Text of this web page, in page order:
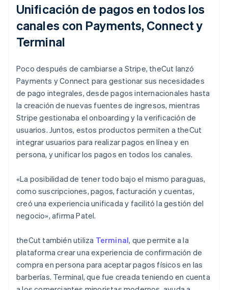
Unificación de pagos en todos los
canales con Payments, Connect y
Terminal
Poco después de cambiarse a Stripe, theCut lanzó
Payments y Connect para gestionar sus necesidades
de pago integrales, desde pagos internacionales hasta
la creación de nuevas fuentes de ingresos, mientras
Stripe gestionaba el onboarding y la verificación de
usuarios. Juntos, estos productos permiten a theCut
integrar usuarios para realizar pagos en línea y en
persona, y unificar los pagos en todos los canales.
«La posibilidad de tener todo bajo el mismo paraguas,
como suscripciones, pagos, facturación y cuentas,
creó una experiencia unificada y facilitó la gestión del
negocio», afirma Patel.
theCut también utiliza Terminal, que permite a la
plataforma crear una experiencia de confirmación de
compra en persona para aceptar pagos físicos en las
barberías. Terminal, que fue creada teniendo en cuenta